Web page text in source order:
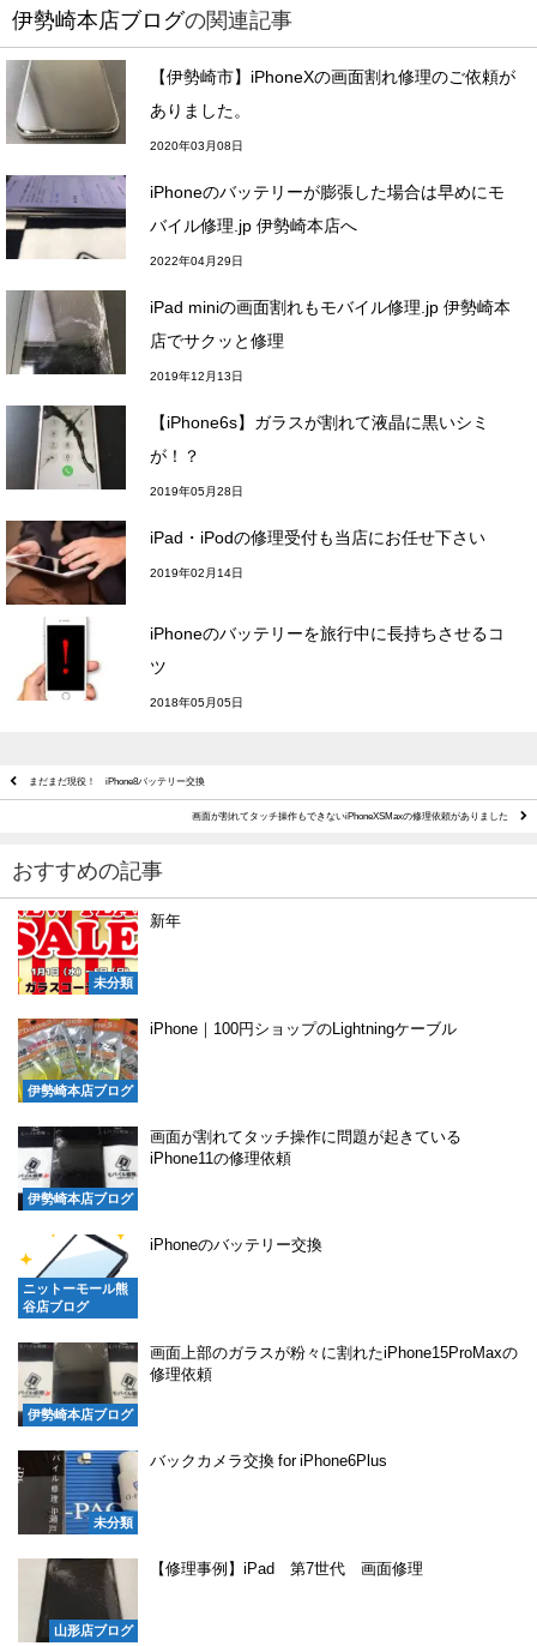
伊勢崎本店ブログの関連記事
【伊勢崎市】iPhoneXの画面割れ修理のご依頼が
ありました。
2020年03月08日
iPhoneのバッテリーが膨張した場合は早めにモ
バイル修理.jp 伊勢崎本店へ
2022年04月29日
iPad miniの画面割れもモバイル修理.jp 伊勢崎本
店でサクッと修理
2019年12月13日
【iPhone6s】ガラスが割れて液晶に黒いシミ
が！？
2019年05月28日
iPad・iPodの修理受付も当店にお任せ下さい
2019年02月14日
iPhoneのバッテリーを旅行中に長持ちさせるコ
ツ
2018年05月05日
まだまだ現役！ iPhone8バッテリー交換
画面が割れてタッチ操作もできないiPhoneXSMaxの修理依頼がありました
おすすめの記事
未分類
新年
伊勢崎本店ブログ
iPhone｜100円ショップのLightningケーブル
伊勢崎本店ブログ
画面が割れてタッチ操作に問題が起きている
iPhone11の修理依頼
ニットーモール熊
谷店ブログ
iPhoneのバッテリー交換
伊勢崎本店ブログ
画面上部のガラスが粉々に割れたiPhone15ProMaxの
修理依頼
未分類
バックカメラ交換 for iPhone6Plus
山形店ブログ
【修理事例】iPad 第7世代 画面修理